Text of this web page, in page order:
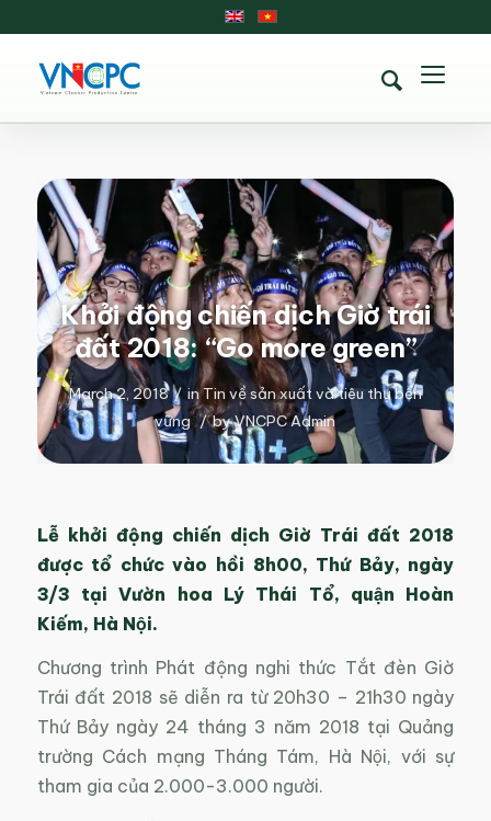
Khởi động chiến dịch Giờ trái
đất 2018: “Go more green”
March 2, 2018 / inTin về sản xuất và tiêu thụ bền
vững / byVNCPC Admin
Lễ khởi động chiến dịch Giờ Trái đất 2018
được tổ chức vào hồi 8h00, Thứ Bảy, ngày
3/3 tại Vườn hoa Lý Thái Tổ, quận Hoàn
Kiếm, Hà Nội.
Chương trình Phát động nghi thức Tắt đèn Giờ
Trái đất 2018 sẽ diễn ra từ 20h30 – 21h30 ngày
Thứ Bảy ngày 24 tháng 3 năm 2018 tại Quảng
trường Cách mạng Tháng Tám, Hà Nội, với sự
tham gia của 2.000-3.000 người.